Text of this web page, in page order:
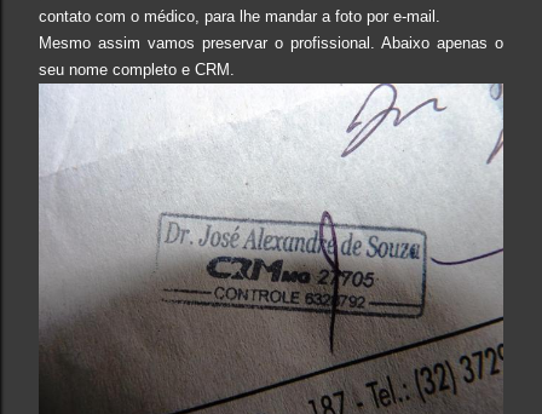
contato com o médico, para lhe mandar a foto por e-mail.
Mesmo assim vamos preservar o profissional. Abaixo apenas o
seu nome completo e CRM.